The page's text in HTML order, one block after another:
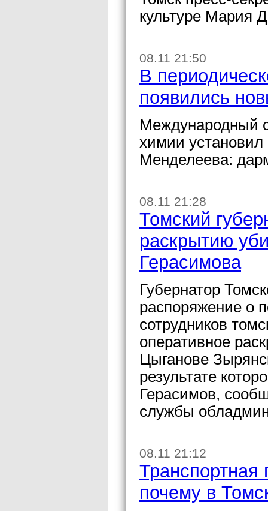
культуре Мария
08.11 21:50
В
появились
Международный
химии
Менделеева:
08.11 21:28
Томский
раскрытию
Герасимова
Губернатор
распоряжение о
сотрудников
оперативное
Цыганове
результате
Герасимов,
службы
08.11 21:12
Транспортная
почему в